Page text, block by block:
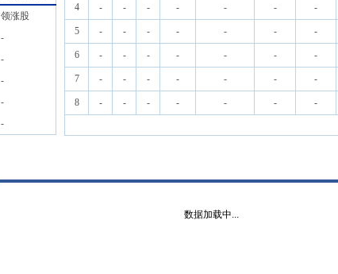
领涨股
-
-
-
-
-
4 - - - - - - -
5 - - - - - - -
6 - - - - - - -
7 - - - - - - -
8 - - - - - - -